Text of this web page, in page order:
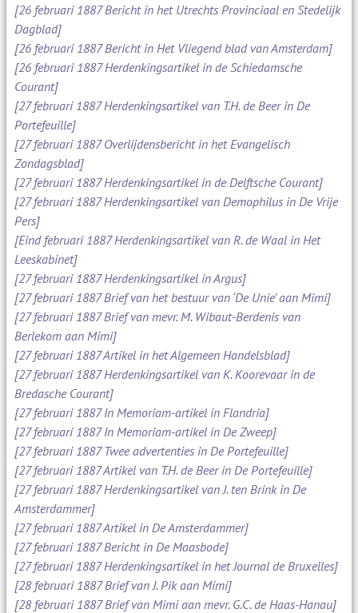
[26 februari 1887 Bericht in het Utrechts Provinciaal en Stedelijk
Dagblad]
[26 februari 1887 Bericht in Het Vliegend blad van Amsterdam]
[26 februari 1887 Herdenkingsartikel in de Schiedamsche
Courant]
[27 februari 1887 Herdenkingsartikel van T.H. de Beer in De
Portefeuille]
[27 februari 1887 Overlijdensbericht in het Evangelisch
Zondagsblad]
[27 februari 1887 Herdenkingsartikel in de Delftsche Courant]
[27 februari 1887 Herdenkingsartikel van Demophilus in De Vrije
Pers]
[Eind februari 1887 Herdenkingsartikel van R. de Waal in Het
Leeskabinet]
[27 februari 1887 Herdenkingsartikel in Argus]
[27 februari 1887 Brief van het bestuur van ‘De Unie’ aan Mimi]
[27 februari 1887 Brief van mevr. M. Wibaut-Berdenis van
Berlekom aan Mimi]
[27 februari 1887 Artikel in het Algemeen Handelsblad]
[27 februari 1887 Herdenkingsartikel van K. Koorevaar in de
Bredasche Courant]
[27 februari 1887 In Memoriam-artikel in Flandria]
[27 februari 1887 In Memoriam-artikel in De Zweep]
[27 februari 1887 Twee advertenties in De Portefeuille]
[27 februari 1887 Artikel van T.H. de Beer in De Portefeuille]
[27 februari 1887 Herdenkingsartikel van J. ten Brink in De
Amsterdammer]
[27 februari 1887 Artikel in De Amsterdammer]
[27 februari 1887 Bericht in De Maasbode]
[27 februari 1887 Herdenkingsartikel in het Journal de Bruxelles]
[28 februari 1887 Brief van J. Pik aan Mimi]
[28 februari 1887 Brief van Mimi aan mevr. G.C. de Haas-Hanau]